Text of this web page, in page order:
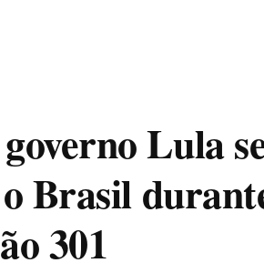
Lula
Brasil
301